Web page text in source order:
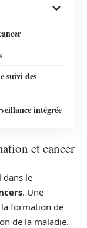
suivi des
intégrée
et cancer
dans le
. Une
formation de
de la maladie.